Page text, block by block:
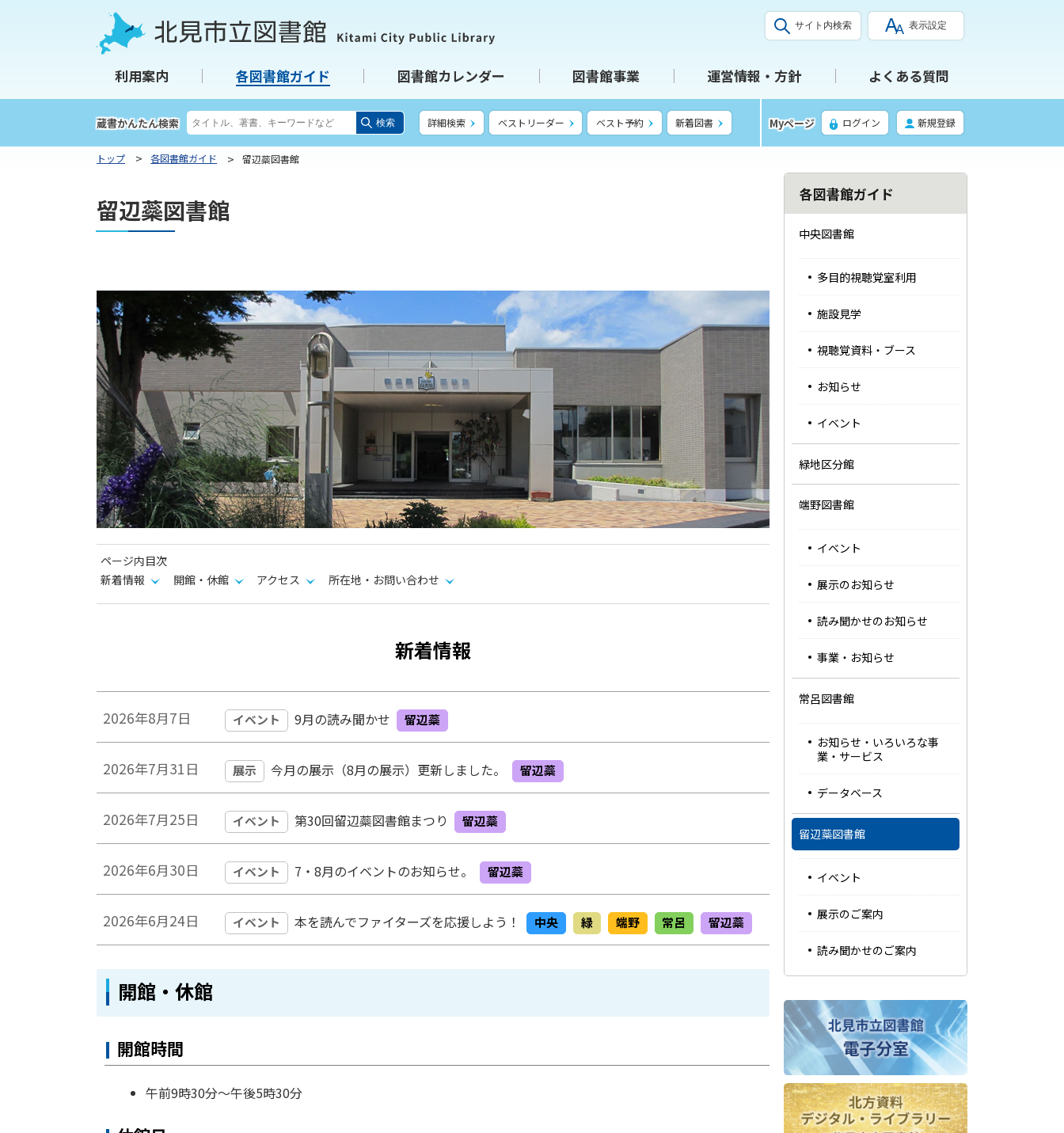
ニ
ー
北見市立図書館
サイト内検索 表示設定
利用案内 各図書館ガイド 図書館カレンダー 図書館事業 運営情報・方針 よくある質問
蔵書かんたん検索
検
索
キ
ー
ド
検索 詳細検索 ベストリーダー ベスト予約 新着図書 Myページ ログイン 新規登録
トップ 各図書館ガイド 留辺蘂図書館
留辺蘂図書館
ページ内目次
新着情報
開館・休館 アクセス 所在地・お問い合わせ
新着情報
2026年8月7日 イベント 9月の読み聞かせ 留辺蘂
2026年7月31日 展示 今月の展示（8月の展示）更新しました。 留辺蘂
2026年7月25日 イベント 第30回留辺蘂図書館まつり 留辺蘂
2026年6月30日 イベント 7・8月のイベントのお知らせ。 留辺蘂
2026年6月24日 イベント 本を読んでファイターズを応援しよう！ 中央 緑 端野 常呂 留辺蘂
ト
ッ
に
戻
る
開館・休館
開館時間
午前9時30分～午後5時30分
サ
イ
ド
・
各図書館ガイド
中央図書館
多目的視聴覚室利用
施設見学
視聴覚資料・ブース
お知らせ
イベント
緑地区分館
端野図書館
イベント
展示のお知らせ
読み聞かせのお知らせ
事業・お知らせ
常呂図書館
お知らせ・いろいろな事
業・サービス
データベース
留辺蘂図書館
イベント
展示のご案内
読み聞かせのご案内
ピ
ッ
ク
ア
ッ
る
ニ